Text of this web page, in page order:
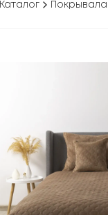
Каталог Покрывала